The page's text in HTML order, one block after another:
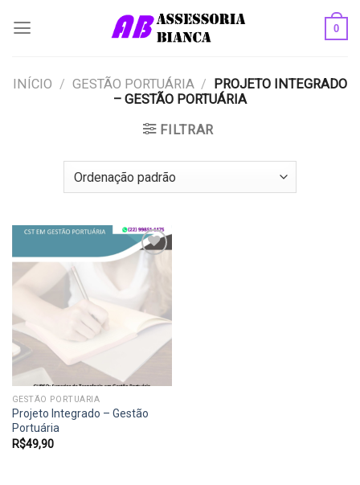
0
INÍCIO / GESTÃO PORTUÁRIA / PROJETO INTEGRADO
– GESTÃO PORTUÁRIA
FILTRAR
wishlist
GESTÃO PORTUÁRIA
Projeto Integrado – Gestão
Portuária
R$49,90